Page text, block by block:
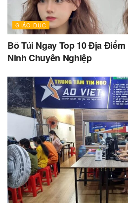
GIÁO DỤC
Bỏ Túi Ngay Top 10 Địa
Ninh Chuyên Nghiệp